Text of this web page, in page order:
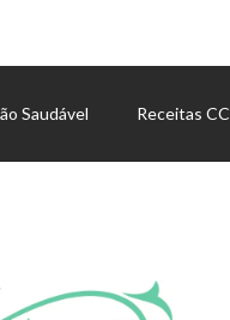
Saudável Receitas